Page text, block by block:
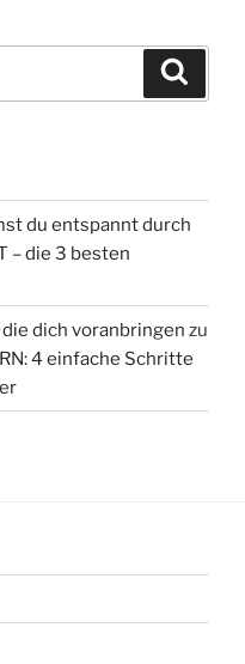
du entspannt durch
– die 3 besten
die dich voranbringen zu
4 einfache Schritte